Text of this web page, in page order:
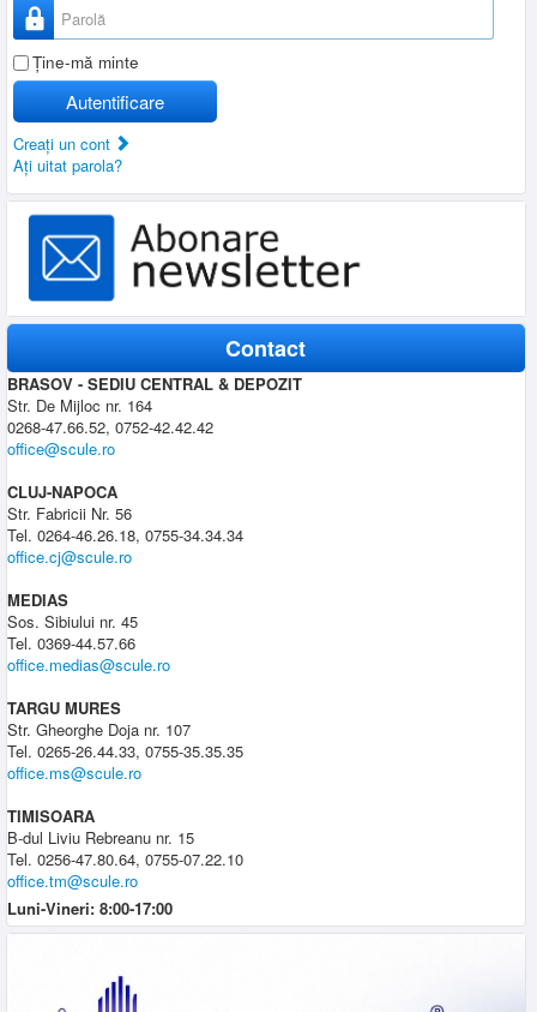
Parolă
Ţine-mă minte
Autentificare
Creaţi un cont
Aţi uitat parola?
Contact
BRASOV - SEDIU CENTRAL & DEPOZIT
Str. De Mijloc nr. 164
0268-47.66.52, 0752-42.42.42
office@scule.ro
CLUJ-NAPOCA
Str. Fabricii Nr. 56
Tel. 0264-46.26.18, 0755-34.34.34
office.cj@scule.ro
MEDIAS
Sos. Sibiului nr. 45
Tel. 0369-44.57.66
office.medias@scule.ro
TARGU MURES
Str. Gheorghe Doja nr. 107
Tel. 0265-26.44.33, 0755-35.35.35
office.ms@scule.ro
TIMISOARA
B-dul Liviu Rebreanu nr. 15
Tel. 0256-47.80.64, 0755-07.22.10
office.tm@scule.ro
Luni-Vineri: 8:00-17:00